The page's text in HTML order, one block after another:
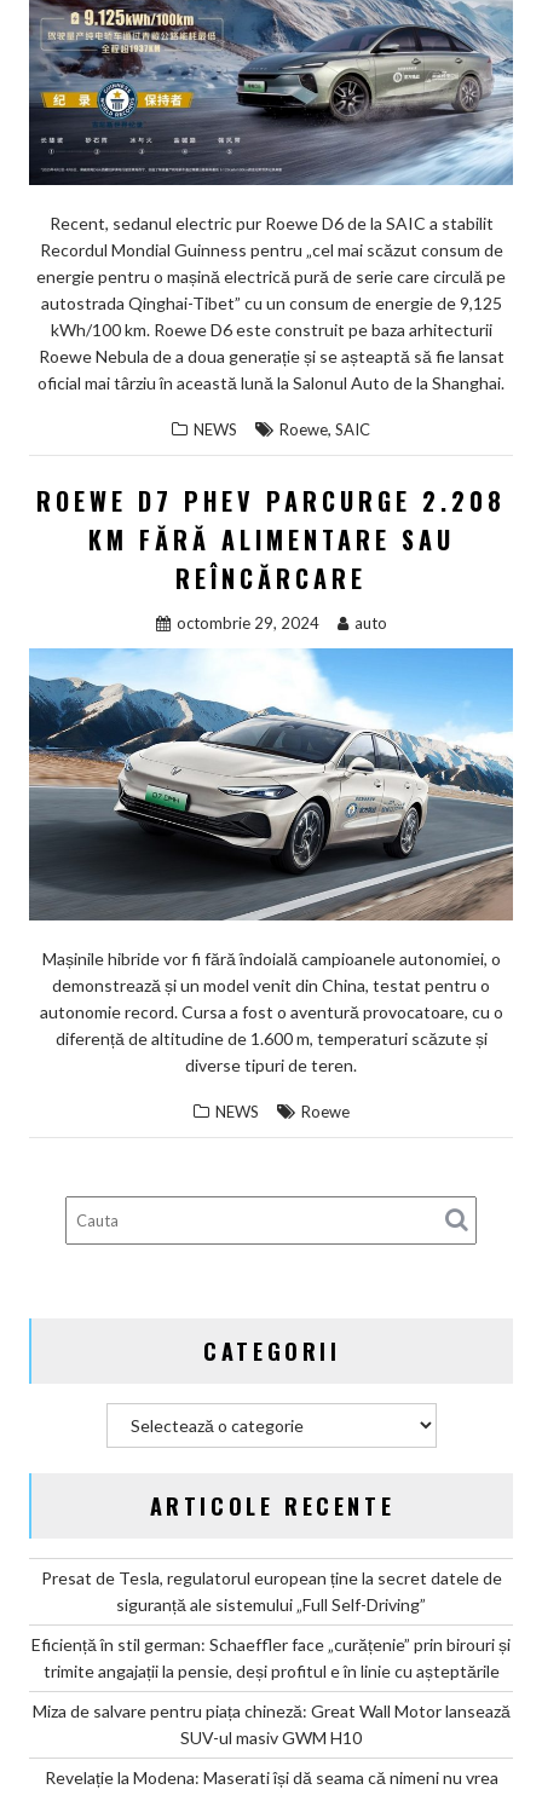
Recent, sedanul electric pur Roewe D6 de la SAIC a stabilit
Recordul Mondial Guinness pentru „cel mai scăzut consum de
energie pentru o mașină electrică pură de serie care circulă pe
autostrada Qinghai-Tibet” cu un consum de energie de 9,125
kWh/100 km. Roewe D6 este construit pe baza arhitecturii
Roewe Nebula de a doua generație și se așteaptă să fie lansat
oficial mai târziu în această lună la Salonul Auto de la Shanghai.
NEWS Roewe, SAIC
ROEWE D7 PHEV PARCURGE 2.208
KM FĂRĂ ALIMENTARE SAU
REÎNCĂRCARE
octombrie 29, 2024 auto
Mașinile hibride vor fi fără îndoială campioanele autonomiei, o
demonstrează și un model venit din China, testat pentru o
autonomie record. Cursa a fost o aventură provocatoare, cu o
diferență de altitudine de 1.600 m, temperaturi scăzute și
diverse tipuri de teren.
NEWS Roewe
CATEGORII
ARTICOLE RECENTE
Presat de Tesla, regulatorul european ține la secret datele de
siguranță ale sistemului „Full Self-Driving”
Eficiență în stil german: Schaeffler face „curățenie” prin birouri și
trimite angajații la pensie, deși profitul e în linie cu așteptările
Miza de salvare pentru piața chineză: Great Wall Motor lansează
SUV-ul masiv GWM H10
Revelație la Modena: Maserati își dă seama că nimeni nu vrea